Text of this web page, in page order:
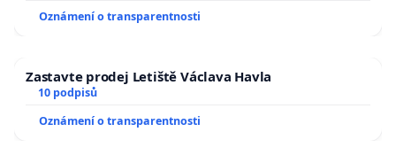
Oznámení o transparentnosti
Zastavte prodej Letiště Václava Havla
10 podpisů
Oznámení o transparentnosti